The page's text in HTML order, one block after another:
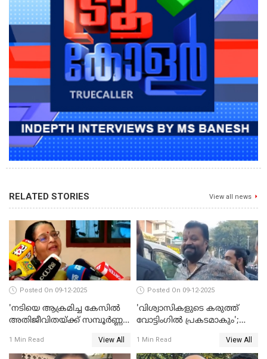
RELATED STORIES View all news
Posted On 09-12-2025
'നടിയെ ആക്രമിച്ച കേസില്‍
അതിജീവിതയ്ക്ക് സമ്പൂര്‍ണ്ണ
MLA WATCH VIDEO
1 Min Read View All
Posted On 09-12-2025
'വിശ്വാസികളുടെ കരുത്ത്
വോട്ടിംഗില്‍ പ്രകടമാകും';
1 Min Read View All